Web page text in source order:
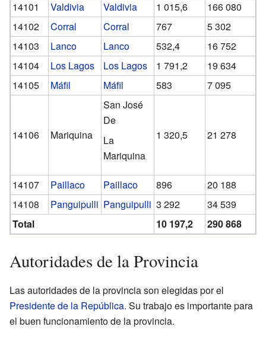
14101 Valdivia Valdivia 1 015,6 166 080
14102
Corral Corral 767 5 302
14103
Lanco Lanco 532,4 16 752
14104
Los Lagos Los Lagos 1 791,2 19 634
14105
Máfil Máfil 583 7 095
14106 Mariquina
San José
De
La
Mariquina
1 320,5 21 278
14107 Paillaco Paillaco 896 20 188
14108
Panguipulli Panguipulli 3 292 34 539
Total
10 197,2 290 868
Autoridades de la Provincia
Las autoridades de la provincia son elegidas por el
Presidente de la República. Su trabajo es importante para
el buen funcionamiento de la provincia.